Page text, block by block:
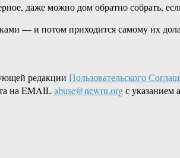
даже можно дом обратно собрать,
— и потом приходится самому их
редакции Пользовательского
на EMAILabuse@newru.orgс указанием